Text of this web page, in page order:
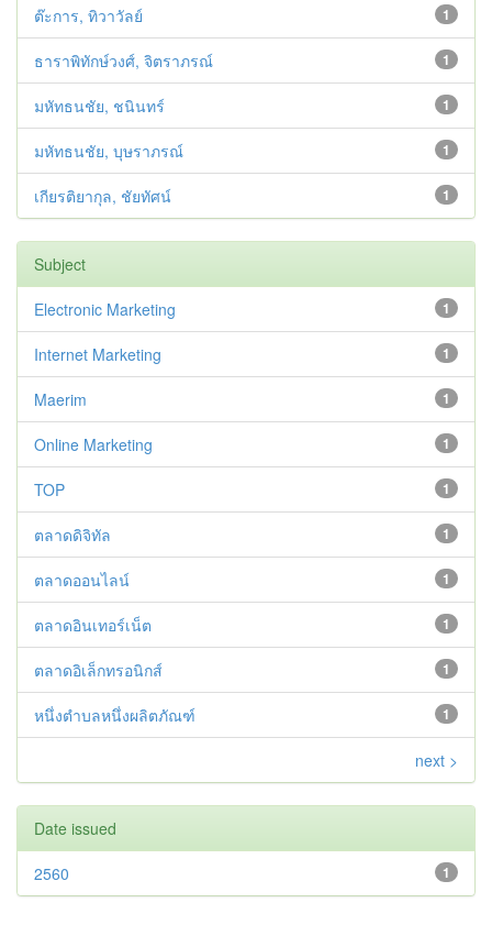
1
ต๊ะการ, ทิวาวัลย์
1
ธาราพิทักษ์วงศ์, จิตราภรณ์
1
มหัทธนชัย, ชนินทร์
1
มหัทธนชัย, บุษราภรณ์
1
เกียรติยากุล, ชัยทัศน์
Subject
1
Electronic Marketing
1
Internet Marketing
1
Maerim
1
Online Marketing
1
TOP
1
ตลาดดิจิทัล
1
ตลาดออนไลน์
1
ตลาดอินเทอร์เน็ต
1
ตลาดอิเล็กทรอนิกส์
1
หนึ่งตำบลหนึ่งผลิตภัณฑ์
next >
Date issued
1
2560